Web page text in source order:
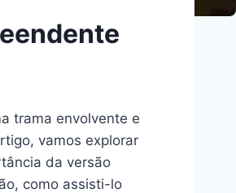
trama envolvente e
vamos explorar
da versão
como assisti-lo